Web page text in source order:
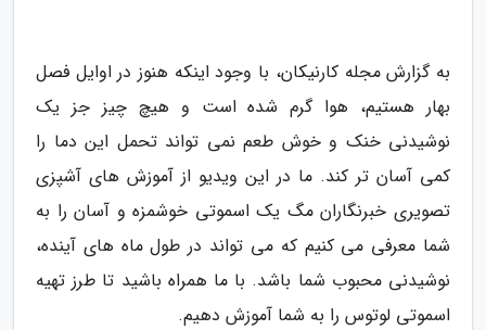
به گزارش مجله کارنیکان، با وجود اینکه هنوز در اوایل فصل
بهار هستیم، هوا گرم شده است و هیچ چیز جز یک
نوشیدنی خنک و خوش طعم نمی تواند تحمل این دما را
کمی آسان تر کند. ما در این ویدیو از آموزش های آشپزی
تصویری خبرنگاران مگ یک اسموتی خوشمزه و آسان را به
شما معرفی می کنیم که می تواند در طول ماه های آینده،
نوشیدنی محبوب شما باشد. با ما همراه باشید تا طرز تهیه
اسموتی لوتوس را به شما آموزش دهیم.